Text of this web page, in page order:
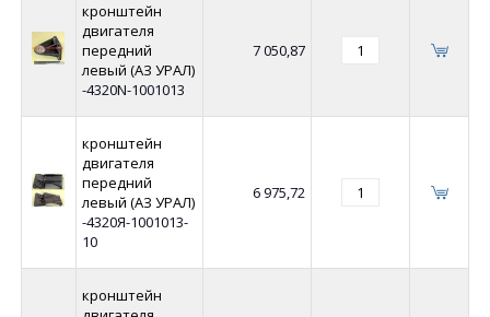
кронштейн
двигателя
передний
левый (АЗ УРАЛ)
-4320N-1001013
7 050,87
кронштейн
двигателя
передний
левый (АЗ УРАЛ)
-4320Я-1001013-
10
6 975,72
кронштейн